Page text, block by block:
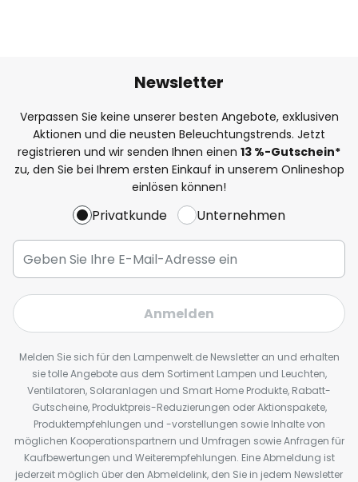
Newsletter
Verpassen Sie keine unserer besten Angebote, exklusiven
Aktionen und die neusten Beleuchtungstrends. Jetzt
registrieren und wir senden Ihnen einen 13 %-Gutschein*
zu, den Sie bei Ihrem ersten Einkauf in unserem Onlineshop
einlösen können!
Privatkunde Unternehmen
Anmelden
Melden Sie sich für den Lampenwelt.de Newsletter an und erhalten
sie tolle Angebote aus dem Sortiment Lampen und Leuchten,
Ventilatoren, Solaranlagen und Smart Home Produkte, Rabatt-
Gutscheine, Produktpreis-Reduzierungen oder Aktionspakete,
Produktempfehlungen und -vorstellungen sowie Inhalte von
möglichen Kooperationspartnern und Umfragen sowie Anfragen für
Kaufbewertungen und Weiterempfehlungen. Eine Abmeldung ist
jederzeit möglich über den Abmeldelink, den Sie in jedem Newsletter